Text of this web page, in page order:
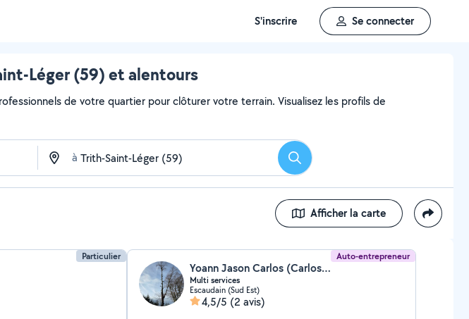
S'inscrire Se connecter
Léger (59) et alentours
de votre quartier pour clôturer votre terrain. Visualisez les profils de
à Rechercher
Afficher la carte
Particulier Auto-entrepreneur
Yoann Jason Carlos (Carlos Yoann)
Multi services
Escaudain (Sud Est)
4,5/5 (2 avis)